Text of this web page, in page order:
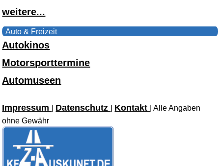
weitere...
Auto & Freizeit
Autokinos
Motorsporttermine
Automuseen
Impressum Datenschutz Kontakt
| Alle Angaben
ohne Gewähr